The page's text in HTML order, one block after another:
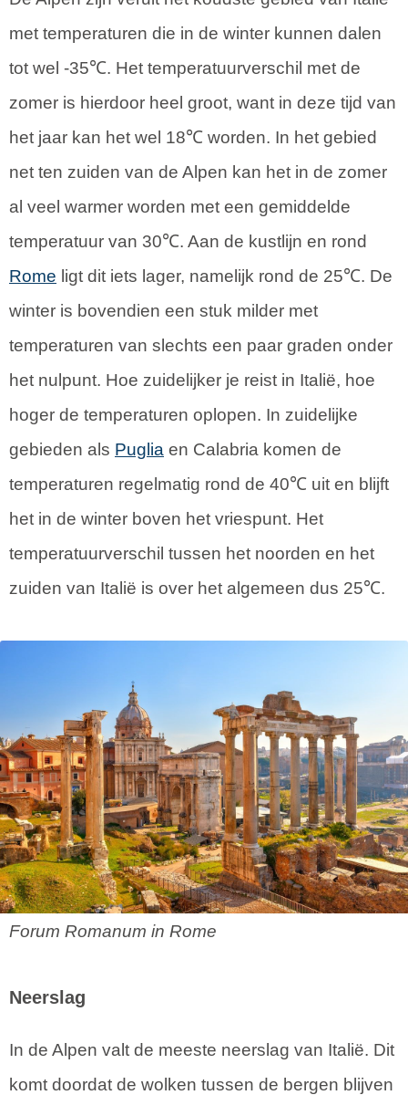
met temperaturen die in de winter kunnen dalen
tot wel -35℃. Het temperatuurverschil met de
zomer is hierdoor heel groot, want in deze tijd van
het jaar kan het wel 18℃ worden. In het gebied
net ten zuiden van de Alpen kan het in de zomer
al veel warmer worden met een gemiddelde
temperatuur van 30℃. Aan de kustlijn en rond
Rome ligt dit iets lager, namelijk rond de 25℃. De
winter is bovendien een stuk milder met
temperaturen van slechts een paar graden onder
het nulpunt. Hoe zuidelijker je reist in Italië, hoe
hoger de temperaturen oplopen. In zuidelijke
gebieden als Puglia en Calabria komen de
temperaturen regelmatig rond de 40℃ uit en blijft
het in de winter boven het vriespunt. Het
temperatuurverschil tussen het noorden en het
zuiden van Italië is over het algemeen dus 25℃.
Forum Romanum in Rome
Neerslag
In de Alpen valt de meeste neerslag van Italië. Dit
komt doordat de wolken tussen de bergen blijven